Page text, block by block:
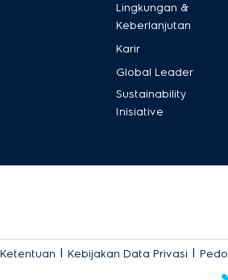
Lingkungan &
Keberlanjutan
Karir
Global Leader
Sustainability
Inisiative
| Kebijakan Data Privasi |